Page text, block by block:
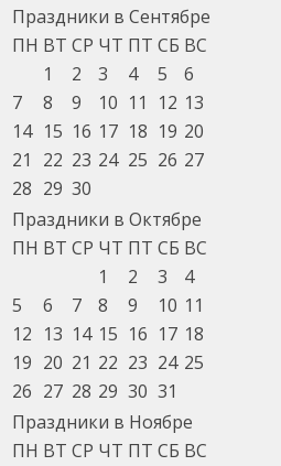
Праздники в Сентябре
ПН ВТ СР ЧТ ПТ СБ ВС
1
2 3 4 5
6
7
8 9 10 11 12 13
14 15 16 17 18 19 20
21
22 23 24 25 26 27
28 29 30
Праздники в Октябре
ПН ВТ СР ЧТ ПТ СБ ВС
1
2 3
4
5
6 7 8 9 10 11
12 13 14 15 16 17 18
19 20 21 22 23 24 25
26 27 28 29 30 31
Праздники в Ноябре
ПН ВТ СР ЧТ ПТ СБ ВС